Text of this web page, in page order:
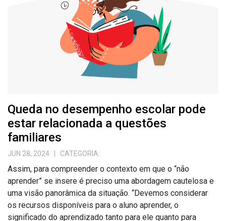
Queda no desempenho escolar pode
estar relacionada a questões
familiares
JUN 28, 2024 | CATEGORIA:
Assim, para compreender o contexto em que o “não
aprender” se insere é preciso uma abordagem cautelosa e
uma visão panorâmica da situação. “Devemos considerar
os recursos disponíveis para o aluno aprender, o
significado do aprendizado tanto para ele quanto para